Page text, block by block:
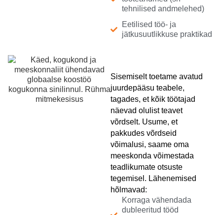
tehnilised andmelehed)
Eetilised töö- ja
jätkusuutlikkuse praktikad
Sisemiselt toetame avatud
juurdepääsu teabele,
tagades, et kõik töötajad
näevad olulist teavet
võrdselt. Usume, et
pakkudes võrdseid
võimalusi, saame oma
meeskonda võimestada
teadlikumate otsuste
tegemisel. Lähenemised
hõlmavad:
Korraga vähendada
dubleeritud tööd